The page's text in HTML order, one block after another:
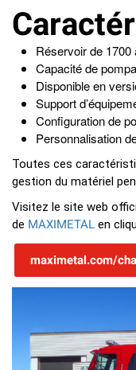
Réservoir de
Capacité de
Disponible en
Support
Configuration de
Personnalisation
Toutes ces
gestion du matériel
Visitez le site web
de MAXIMETAL en
maximetal.com/